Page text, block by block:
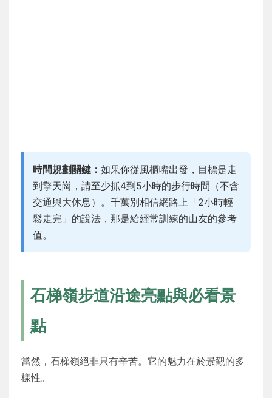
時間規劃關鍵： 如果你從風櫃嘴出發，目標是走
到擎天崗，請至少抓4到5小時的步行時間（不含
交通與大休息）。千萬別相信網路上「2小時輕
鬆走完」的說法，那是給經常訓練的山友的參考
值。
石梯嶺步道沿途亮點與必看景
點
當然，石梯嶺絕非只有辛苦。它的魅力在於景觀的多
樣性。